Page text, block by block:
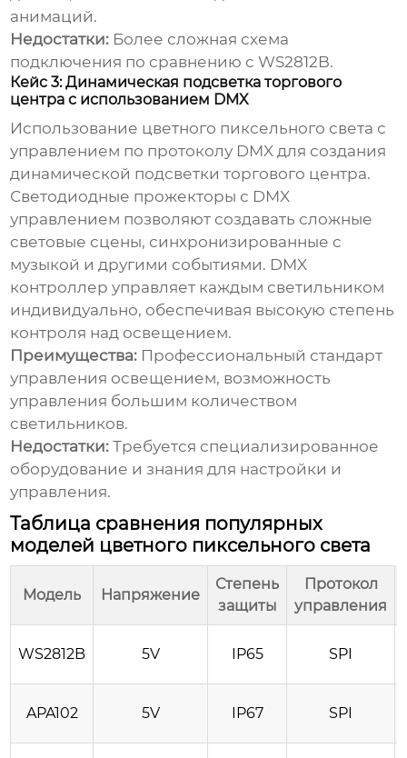
анимаций.
Недостатки: Более сложная схема
подключения по сравнению с WS2812B.
Кейс 3: Динамическая подсветка торгового
центра с использованием DMX
Использование цветного пиксельного света с
управлением по протоколу DMX для создания
динамической подсветки торгового центра.
Светодиодные прожекторы с DMX
управлением позволяют создавать сложные
световые сцены, синхронизированные с
музыкой и другими событиями. DMX
контроллер управляет каждым светильником
индивидуально, обеспечивая высокую степень
контроля над освещением.
Преимущества: Профессиональный стандарт
управления освещением, возможность
управления большим количеством
светильников.
Недостатки: Требуется специализированное
оборудование и знания для настройки и
управления.
Таблица сравнения популярных
моделей цветного пиксельного света
Модель Напряжение
Степень
защиты
Протокол
управления
WS2812B 5V IP65 SPI
APA102 5V IP67 SPI